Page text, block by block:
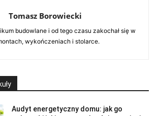
Tomasz Borowiecki
budowlane i od tego czasu zakochał się w
wykończeniach i stolarce.
Audyt energetyczny domu: jak go